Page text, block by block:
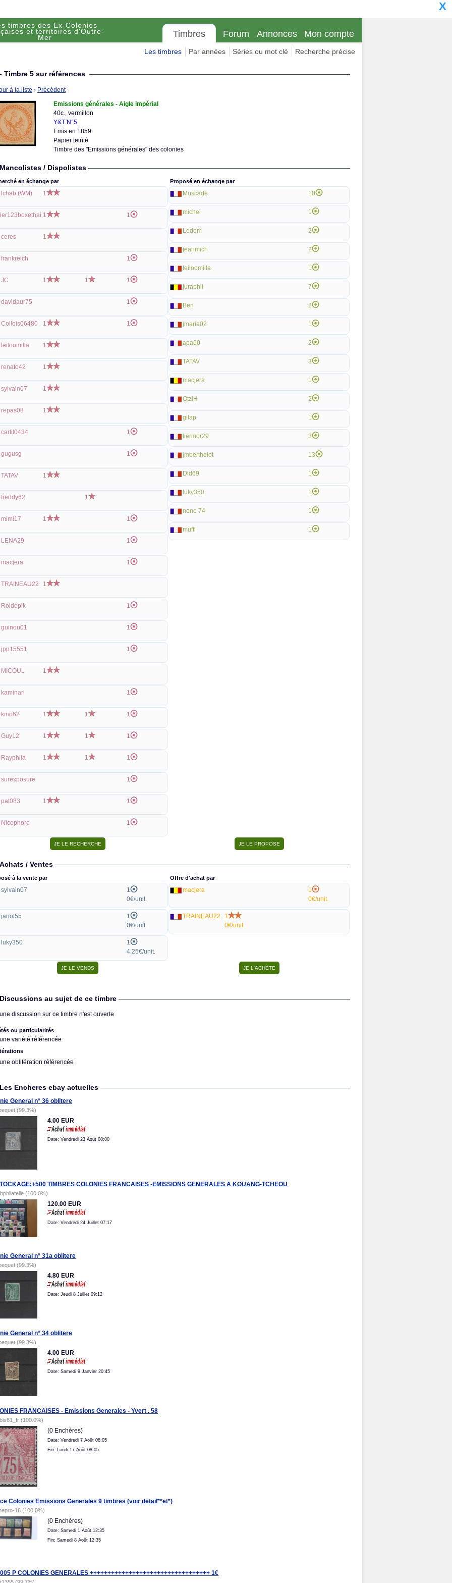
X
timbres des Ex-Colonies
et territoires d'Outre-
Mer Timbres Forum Annonces Mon compte
Les timbres Par années Séries ou mot clé Recherche précise
- Timbre 5 sur références
à la liste › Précédent
Emissions générales - Aigle impérial
40c., vermillon
Y&T N°5
Emis en 1859
Papier teinté
Timbre des "Emissions générales" des colonies
Mancolistes / Dispolistes
en échange par
lchab (WM) 1
1 1
ceres 1
frankreich 1
JC 1 1 1
davidaur75 1
Collois06480 1 1
leiloomilla 1
renato42 1
sylvain07 1
repas08 1
carfil0434 1
gugusg 1
TATAV 1
freddy62 1
mimi17 1 1
LENA29 1
macjera 1
TRAINEAU22 1
Roidepik 1
guinou01 1
jpp15551 1
MICOUL 1
kaminari 1
kino62 1 1 1
Guy12 1 1 1
Rayphila 1 1 1
surexposure 1
pat083 1 1
Nicephore 1
Proposé en échange par
Muscade 10
michel 1
Ledom 2
jeanmich 2
leiloomilla 1
juraphil 7
Ben 2
jmarie02 1
apa60 2
TATAV 3
macjera 1
OtziH 2
gilap 1
liermor29 3
jmberthelot 13
Did69 1
luky350 1
nono 74 1
muffi 1
Achats / Ventes
à la vente par
sylvain07
1
0€/unit.
janot55
1
0€/unit.
luky350
1
4.25€/unit.
Offre d'achat par
macjera
1
0€/unit.
TRAINEAU22
1
0€/unit.
Discussions au sujet de ce timbre
discussion sur ce timbre n'est ouverte
ou particularités
variété référencée
oblitération référencée
Les Encheres ebay actuelles
General n° 36 oblitere
(99.3%)
4.00 EUR
Date: Vendredi 23 Août 08:00
TIMBRES COLONIES FRANCAISES -EMISSIONS GENERALES A KOUANG-TCHEOU
(100.0%)
120.00 EUR
Date: Vendredi 24 Juillet 07:17
General n° 31a oblitere
(99.3%)
4.80 EUR
Date: Jeudi 8 Juillet 09:12
General n° 34 oblitere
(99.3%)
4.00 EUR
Date: Samedi 9 Janvier 20:45
FRANCAISES - Emissions Generales - Yvert . 58
(100.0%)
(0 Enchères)
Date: Vendredi 7 Août 08:05
Fin: Lundi 17 Août 08:05
Colonies Emissions Generales 9 timbres (voir detail**et*)
16 (100.0%)
(0 Enchères)
Date: Samedi 1 Août 12:35
Fin: Samedi 8 Août 12:35
P COLONIES GENERALES ++++++++++++++++++++++++++++++++++ 1€